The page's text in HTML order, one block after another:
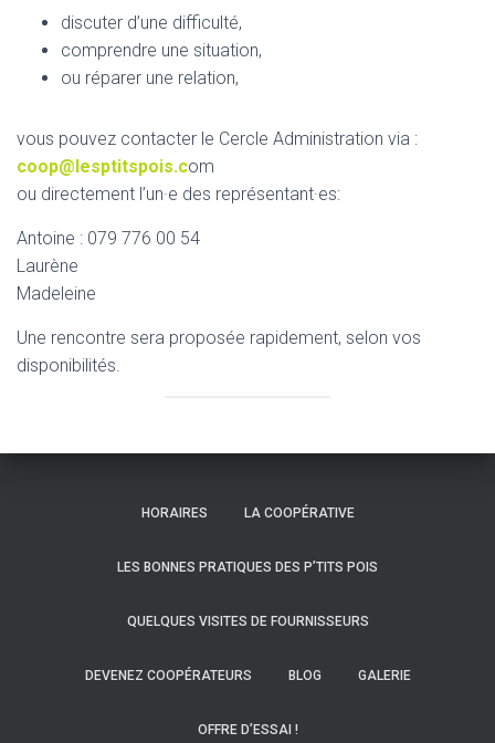
discuter d’une difficulté,
comprendre une situation,
ou réparer une relation,
vous pouvez contacter le Cercle Administration via :
coop@lesptitspois.com
ou directement l’un·e des représentant·es:
Antoine : 079 776 00 54
Laurène
Madeleine
Une rencontre sera proposée rapidement, selon vos
disponibilités.
HORAIRES LA COOPÉRATIVE
LES BONNES PRATIQUES DES P’TITS POIS
QUELQUES VISITES DE FOURNISSEURS
DEVENEZ COOPÉRATEURS BLOG GALERIE
OFFRE D’ESSAI !